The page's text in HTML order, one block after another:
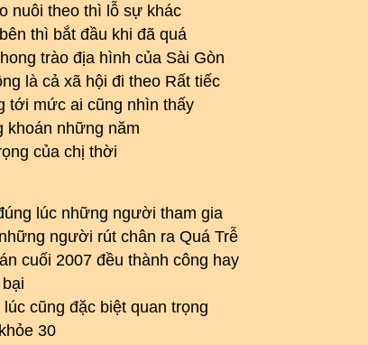
nuôi theo thì lỗ sự khác
thì bắt đầu khi đã quá
trào địa hình của Sài Gòn
là cả xã hội đi theo Rất tiếc
tới mức ai cũng nhìn thấy
khoán những năm
của chị thời
lúc những người tham gia
người rút chân ra Quá Trễ
cuối 2007 đều thành công hay
cũng đặc biệt quan trọng
30